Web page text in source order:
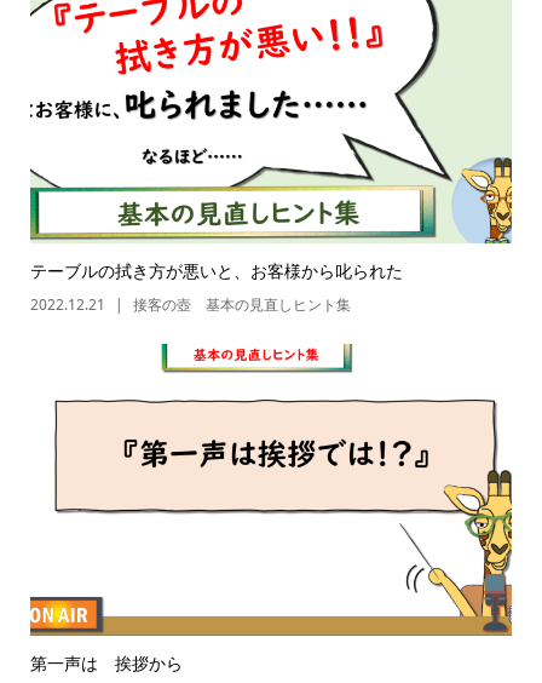
テーブルの拭き方が悪いと、お客様から叱られた
2022.12.21 接客の壺 基本の見直しヒント集
第一声は 挨拶から